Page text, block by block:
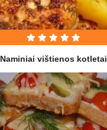
Naminiai vištienos kotletai